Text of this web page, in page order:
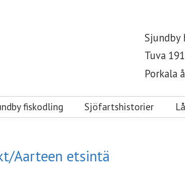
Sjundby
Tuva
Porkala
fiskodling Sjöfartshistorier
Aarteen etsintä